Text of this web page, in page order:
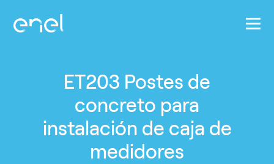
ET203 Postes de
concreto para
instalación de caja de
medidores